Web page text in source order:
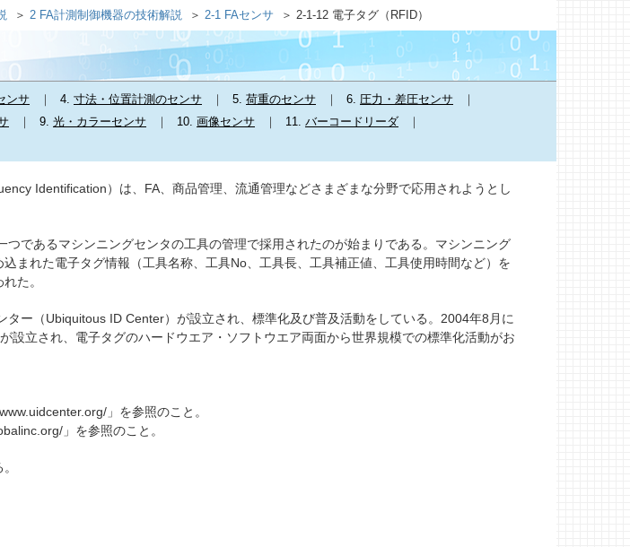
2 FA計測制御機器の技術解説 2-1 FAセンサ 2-1-12 電子タグ（RFID）
ンサ 4. 寸法・位置計測のセンサ 5. 荷重のセンサ 6. 圧力・差圧センサ
9. 光・カラーセンサ 10. 画像センサ 11. バーコードリーダ
Identification）は、FA、商品管理、流通管理などさまざまな分野で応用されようとし
であるマシンニングセンタの工具の管理で採用されたのが始まりである。マシンニング
まれた電子タグ情報（工具名称、工具No、工具長、工具補正値、工具使用時間など）を
た。
ー（Ubiquitous ID Center）が設立され、標準化及び普及活動をしている。2004年8月に
立され、電子タグのハードウエア・ソフトウエア両面から世界規模での標準化活動がお
」を参照のこと。
」を参照のこと。